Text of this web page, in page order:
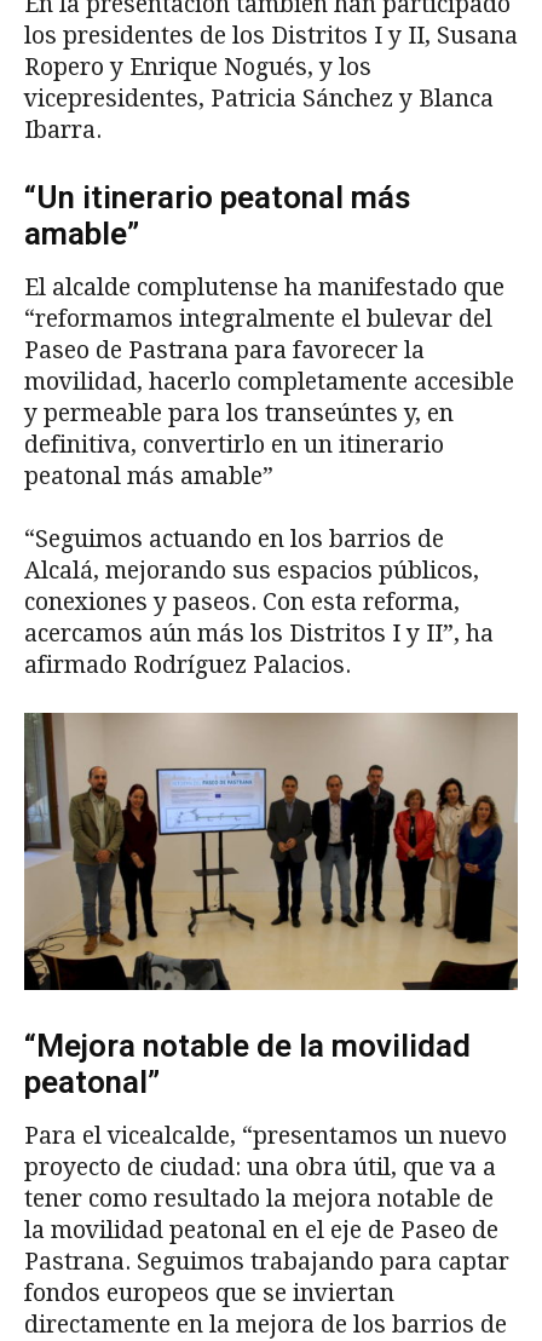
los presidentes de los Distritos I y II, Susana
Ropero y Enrique Nogués, y los
vicepresidentes, Patricia Sánchez y Blanca
Ibarra.
“Un itinerario peatonal más
amable”
El alcalde complutense ha manifestado que
“reformamos integralmente el bulevar del
Paseo de Pastrana para favorecer la
movilidad, hacerlo completamente accesible
y permeable para los transeúntes y, en
definitiva, convertirlo en un itinerario
peatonal más amable”
“Seguimos actuando en los barrios de
Alcalá, mejorando sus espacios públicos,
conexiones y paseos. Con esta reforma,
acercamos aún más los Distritos I y II”, ha
afirmado Rodríguez Palacios.
“Mejora notable de la movilidad
peatonal”
Para el vicealcalde, “presentamos un nuevo
proyecto de ciudad: una obra útil, que va a
tener como resultado la mejora notable de
la movilidad peatonal en el eje de Paseo de
Pastrana. Seguimos trabajando para captar
fondos europeos que se inviertan
directamente en la mejora de los barrios de